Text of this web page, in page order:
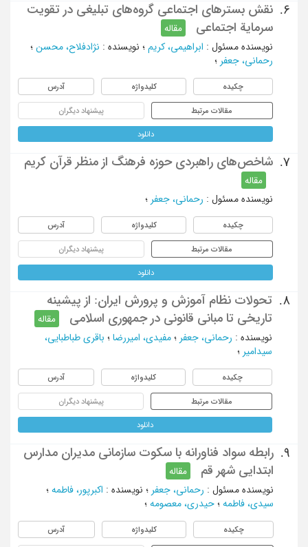
6.
نقش بسترهای اجتماعی گروه‌های تبلیغی در تقویت
سرمایة اجتماعی
مقاله
نویسنده مسئول : ابراهیمی، کریم ؛ نویسنده : نژادفلاح، محسن ؛
رحمانی، جعفر ؛
چکیده کلیدواژه آدرس
مقالات مرتبط پیشنهاد دیگران
دانلود
7. شاخص‌های راهبردی حوزه فرهنگ از منظر قرآن کریم
مقاله
نویسنده مسئول : رحمانی، جعفر ؛
چکیده کلیدواژه آدرس
مقالات مرتبط پیشنهاد دیگران
دانلود
8.
تحولات نظام آموزش و پرورش ایران: از پیشینه
تاریخی تا مبانی قانونی در جمهوری اسلامی
مقاله
نویسنده : رحمانی، جعفر ؛ مفیدی، امیررضا ؛ باقری طباطبایی،
سیدامیر ؛
چکیده کلیدواژه آدرس
مقالات مرتبط پیشنهاد دیگران
دانلود
9.
رابطه سواد فناورانه با سکوت سازمانی مدیران مدارس
ابتدایی شهر قم
مقاله
نویسنده مسئول : رحمانی، جعفر ؛ نویسنده : اکبرپور، فاطمه ؛
سیدی، فاطمه ؛ حیدری، معصومه ؛
چکیده کلیدواژه آدرس